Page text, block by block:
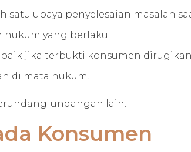
upaya penyelesaian masalah
hukum yang berlaku.
jika terbukti konsumen
di mata hukum.
undangan lain.
Konsumen